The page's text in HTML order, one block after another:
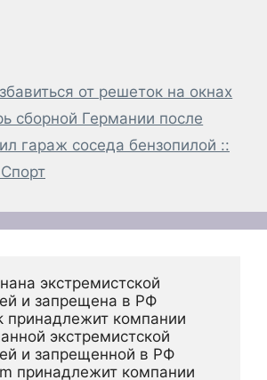
от решеток на окнах
сборной Германии после
гараж соседа бензопилой ::
экстремистской
и запрещена в РФ
принадлежит компании
экстремистской
и запрещенной в РФ
принадлежит компании